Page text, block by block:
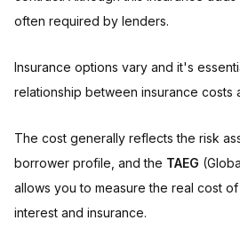
often required by lenders.
Insurance options vary and it's
relationship between insurance costs
The cost generally reflects the risk
borrower profile, and the TAEG
allows you to measure the real cost
interest and insurance.